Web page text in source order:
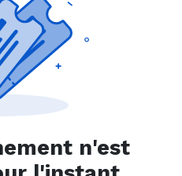
n'est